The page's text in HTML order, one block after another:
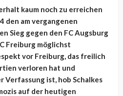
kaum noch zu erreichen
den am vergangenen
Sieg gegen den FC Augsburg
Freiburg möglichst
vor Freiburg, das freilich
verloren hat und
Verfassung ist, hob Schalkes
auf der heutigen